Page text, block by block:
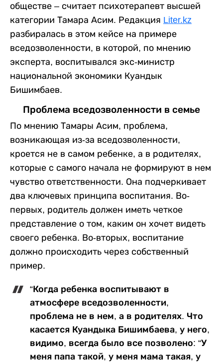
обществе – считает психотерапевт высшей
категории Тамара Асим. Редакция Liter.kz
разбиралась в этом кейсе на примере
вседозволенности, в которой, по мнению
эксперта, воспитывался экс-министр
национальной экономики Куандык
Бишимбаев.
Проблема вседозволенности в семье
По мнению Тамары Асим, проблема,
возникающая из-за вседозволенности,
кроется не в самом ребенке, а в родителях,
которые с самого начала не формируют в нем
чувство ответственности. Она подчеркивает
два ключевых принципа воспитания. Во-
первых, родитель должен иметь четкое
представление о том, каким он хочет видеть
своего ребенка. Во-вторых, воспитание
должно происходить через собственный
пример.
“Когда ребенка воспитывают в
атмосфере вседозволенности,
проблема не в нем, а в родителях. Что
касается Куандыка Бишимбаева, у него,
видимо, всегда было все позволено: “У
меня папа такой, у меня мама такая, у